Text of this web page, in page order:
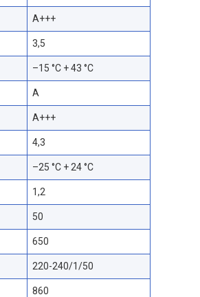
A+++
3,5
–15 °C + 43 °C
A
A+++
4,3
–25 °C + 24 °C
1,2
50
650
220-240/1/50
860